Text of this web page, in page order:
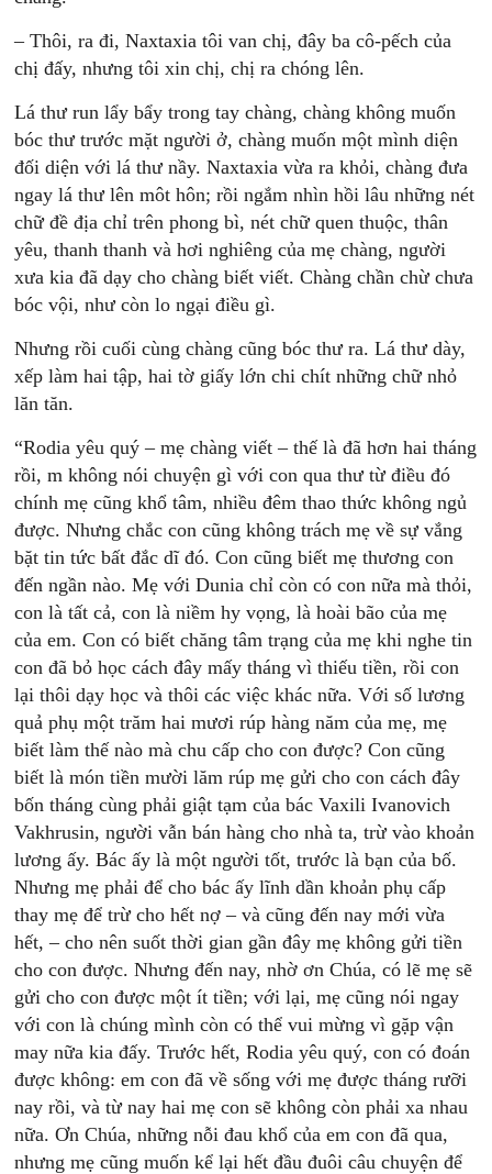
– Thôi, ra đi, Naxtaxia tôi van chị, đây ba cô-pếch của
chị đấy, nhưng tôi xin chị, chị ra chóng lên.
Lá thư run lẩy bẩy trong tay chàng, chàng không muốn
bóc thư trước mặt người ở, chàng muốn một mình diện
đối diện với lá thư nầy. Naxtaxia vừa ra khỏi, chàng đưa
ngay lá thư lên môt hôn; rồi ngắm nhìn hồi lâu những nét
chữ đề địa chỉ trên phong bì, nét chữ quen thuộc, thân
yêu, thanh thanh và hơi nghiêng của mẹ chàng, người
xưa kia đã dạy cho chàng biết viết. Chàng chần chừ chưa
bóc vội, như còn lo ngại điều gì.
Nhưng rồi cuối cùng chàng cũng bóc thư ra. Lá thư dày,
xếp làm hai tập, hai tờ giấy lớn chi chít những chữ nhỏ
lăn tăn.
“Rodia yêu quý – mẹ chàng viết – thế là đã hơn hai tháng
rồi, m không nói chuyện gì với con qua thư từ điều đó
chính mẹ cũng khổ tâm, nhiều đêm thao thức không ngủ
được. Nhưng chắc con cũng không trách mẹ về sự vắng
bặt tin tức bất đắc dĩ đó. Con cũng biết mẹ thương con
đến ngần nào. Mẹ với Dunia chỉ còn có con nữa mà thỏi,
con là tất cả, con là niềm hy vọng, là hoài bão của mẹ
của em. Con có biết chăng tâm trạng của mẹ khi nghe tin
con đã bỏ học cách đây mấy tháng vì thiếu tiền, rồi con
lại thôi dạy học và thôi các việc khác nữa. Với số lương
quả phụ một trăm hai mươi rúp hàng năm của mẹ, mẹ
biết làm thế nào mà chu cấp cho con được? Con cũng
biết là món tiền mười lăm rúp mẹ gửi cho con cách đây
bốn tháng cùng phải giật tạm của bác Vaxili Ivanovich
Vakhrusin, người vẫn bán hàng cho nhà ta, trừ vào khoản
lương ấy. Bác ấy là một người tốt, trước là bạn của bố.
Nhưng mẹ phải để cho bác ấy lĩnh dần khoản phụ cấp
thay mẹ để trừ cho hết nợ – và cũng đến nay mới vừa
hết, – cho nên suốt thời gian gần đây mẹ không gửi tiền
cho con được. Nhưng đến nay, nhờ ơn Chúa, có lẽ mẹ sẽ
gửi cho con được một ít tiền; với lại, mẹ cũng nói ngay
với con là chúng mình còn có thể vui mừng vì gặp vận
may nữa kia đấy. Trước hết, Rodia yêu quý, con có đoán
được không: em con đã về sống với mẹ được tháng rưỡi
nay rồi, và từ nay hai mẹ con sẽ không còn phải xa nhau
nữa. Ơn Chúa, những nỗi đau khổ của em con đã qua,
nhưng mẹ cũng muốn kể lại hết đầu đuôi câu chuyện để